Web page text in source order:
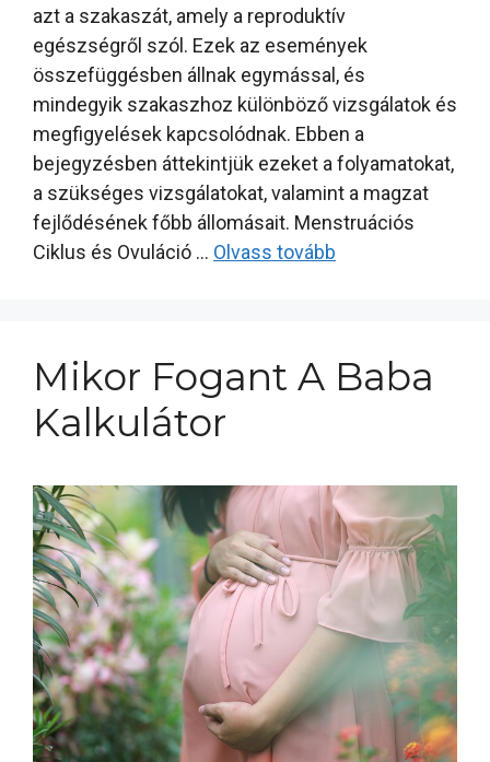
azt a szakaszát, amely a reproduktív
egészségről szól. Ezek az események
összefüggésben állnak egymással, és
mindegyik szakaszhoz különböző vizsgálatok és
megfigyelések kapcsolódnak. Ebben a
bejegyzésben áttekintjük ezeket a folyamatokat,
a szükséges vizsgálatokat, valamint a magzat
fejlődésének főbb állomásait. Menstruációs
Ciklus és Ovuláció … Olvass tovább
Mikor Fogant A Baba
Kalkulátor